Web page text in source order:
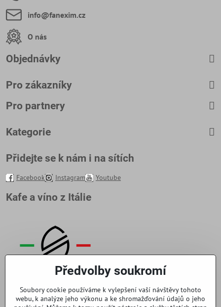
info​@fanexim​.cz
O nás
Objednávky
Pro zákazníky
Pro partnery
Kategorie
Přidejte se k nám i na sítích
Facebook Instagram Youtube
Kafe a víno z Itálie
Předvolby soukromí
Soubory cookie používáme k vylepšení vaší návštěvy tohoto
webu, k analýze jeho výkonu a ke shromažďování údajů o jeho